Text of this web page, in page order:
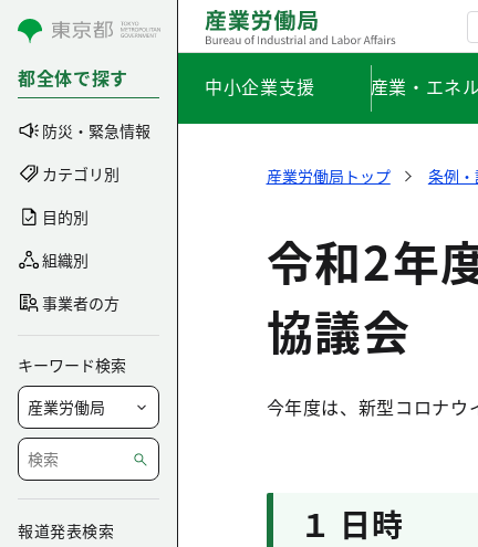
コンテンツにスキップ
都全体で探す
防災・緊急情報
カテゴリ別
目的別
組織別
事業者の方
キーワード検索
報道発表検索
中小企業支援 産業・エネ
産業労働局トップ 条例
令和2年
協議会
今年度は、新型コロナウ
１ 日時